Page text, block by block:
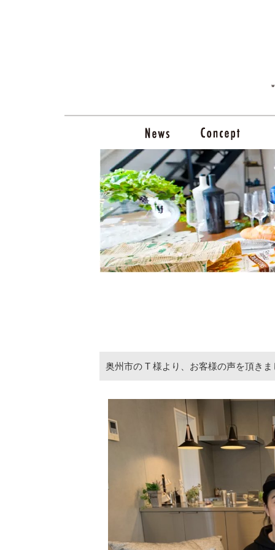
奥州市の T 様より、お客様の声を頂きま